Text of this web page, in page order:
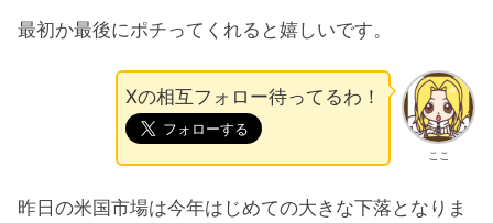
最初か最後にポチってくれると嬉しいです。
ここ
Xの相互フォロー待ってるわ！
昨日の米国市場は今年はじめての大きな下落となりま